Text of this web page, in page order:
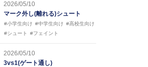
2026/05/10
マーク外し(離れる)シュート
#小学生向け #中学生向け #高校生向け
#シュート
#フェイント
2026/05/10
3vs1(ゲート通し)